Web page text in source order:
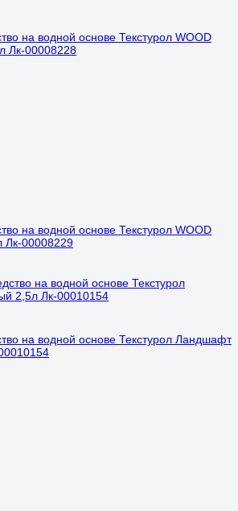
на водной основе Текстурол WOOD
Лк-00008228
на водной основе Текстурол WOOD
Лк-00008229
на водной основе Текстурол Ландшафт